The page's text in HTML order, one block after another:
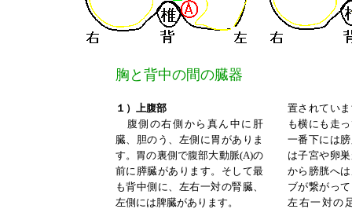
胸と背中の間の臓器
１）上腹部
腹側の右側から真ん中に肝
臓、胆のう、左側に胃がありま
す。胃の裏側で腹部大動脈(A)の
前に膵臓があります。そして最
も背中側に、左右一対の腎臓、
左側には脾臓があります。
置されてい
も横にも走
一番下には
は子宮や卵
から膀胱へ
ブが繋がっ
左右一対の